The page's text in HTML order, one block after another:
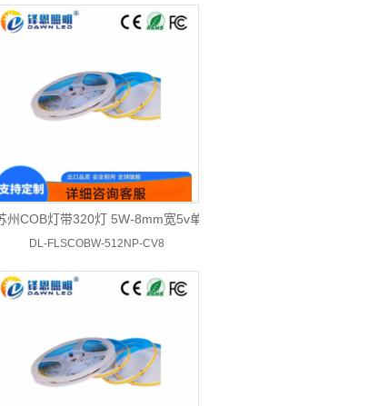
州COB灯带320灯 5W-8mm宽5v单色
DL-FLSCOBW-512NP-CV8